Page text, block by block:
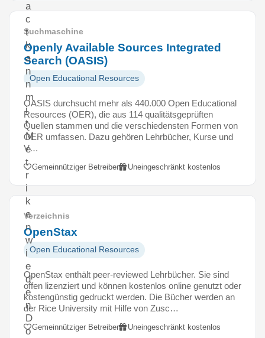
a
c
t
k
a
n
n
m
i
t
M
e
t
r
i
k
e
n
w
i
e
d
e
n
D
o
Suchmaschine
Openly Available Sources Integrated
Search (OASIS)
Open Educational Resources
OASIS durchsucht mehr als 440.000 Open Educational
Resources (OER), die aus 114 qualitätsgeprüften
Quellen stammen und die verschiedensten Formen von
OER umfassen. Dazu gehören Lehrbücher, Kurse und
V…
Gemeinnütziger Betreiber Uneingeschränkt kostenlos
Verzeichnis
OpenStax
Open Educational Resources
OpenStax enthält peer-reviewed Lehrbücher. Sie sind
offen lizenziert und können kostenlos online genutzt oder
kostengünstig gedruckt werden. Die Bücher werden an
der Rice University mit Hilfe von Zusc…
Gemeinnütziger Betreiber Uneingeschränkt kostenlos